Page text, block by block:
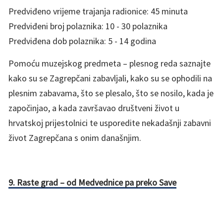
Predviđeno vrijeme trajanja radionice: 45 minuta
Predviđeni broj polaznika: 10 - 30 polaznika
Predviđena dob polaznika: 5 - 14 godina
Pomoću muzejskog predmeta – plesnog reda saznajte
kako su se Zagrepčani zabavljali, kako su se ophodili na
plesnim zabavama, što se plesalo, što se nosilo, kada je
započinjao, a kada završavao društveni život u
hrvatskoj prijestolnici te usporedite nekadašnji zabavni
život Zagrepčana s onim današnjim.
9. Raste grad – od Medvednice pa preko Save